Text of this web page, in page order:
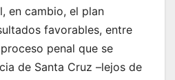
en cambio, el plan
favorables, entre
penal que se
de Santa Cruz –lejos de